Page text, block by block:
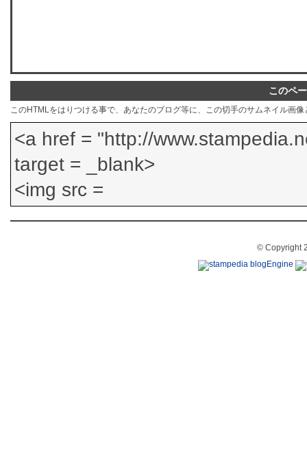
このペ
このHTMLをはりつける事で、あなたのブログ等に、この切手のサムネイル画
© Copyright